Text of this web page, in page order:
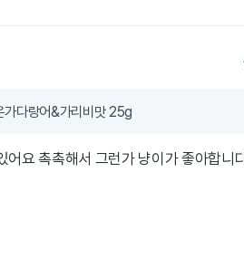
가다랑어&가리비맛 25g
어요 촉촉해서 그런가 냥이가 좋아합니